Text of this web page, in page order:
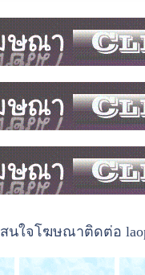
สนใจโฆษณาติดต่อ